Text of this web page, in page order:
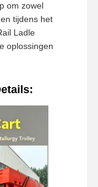
om zowel
tijdens het
Ladle
oplossingen